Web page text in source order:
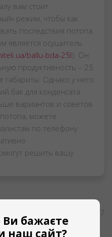
вам стоит
режим, чтобы как
последствия потопа.
является осушитель
ballu-bda-25l). Он
продуктивность – 25
габариты. Однако у него
бак для конденсата
вариантов и советов
можете
по телефону
решить вашу
10 янв 2017
есть бассейн.
бажаєте
наш сайт?